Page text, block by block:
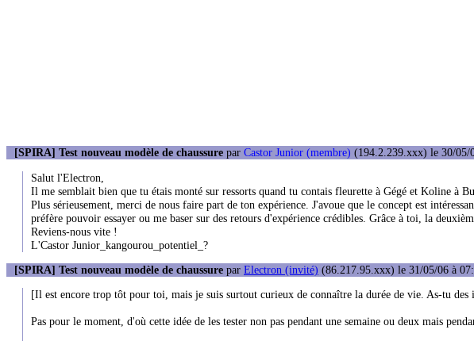
[SPIRA] Test nouveau modèle de chaussure par Castor Junior (membre) (194.2.239.xxx) le 30/05/
Salut l'Electron,
Il me semblait bien que tu étais monté sur ressorts quand tu contais fleurette à Gégé et Koline à
Plus sérieusement, merci de nous faire part de ton expérience. J'avoue que le concept est
préfère pouvoir essayer ou me baser sur des retours d'expérience crédibles. Grâce à toi, la
Reviens-nous vite !
L'Castor Junior_kangourou_potentiel_?
[SPIRA] Test nouveau modèle de chaussure par Electron (invité) (86.217.95.xxx) le 31/05/06 à
[Il est encore trop tôt pour toi, mais je suis surtout curieux de connaître la durée de vie. As-tu des
Pas pour le moment, d'où cette idée de les tester non pas pendant une semaine ou deux mais